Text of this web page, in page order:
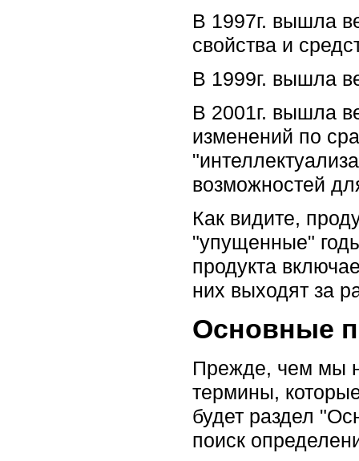
В 1997г. вышла
свойства и
В 1999г. вышла
В 2001г. вышла
изменений по
возможностей
Как видите,
"упущенные"
продукта
них выходят за
Основные
Прежде, чем мы
термины,
будет раздел
поиск